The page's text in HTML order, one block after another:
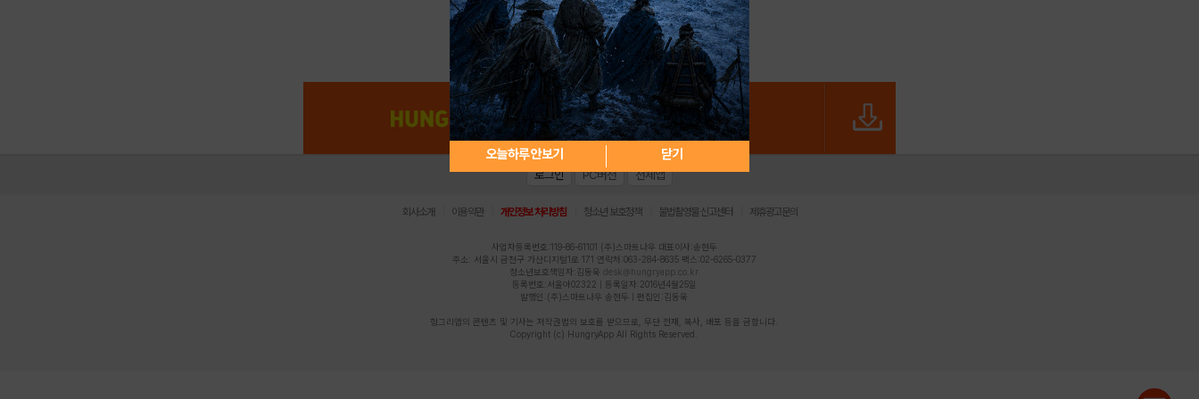
아이디 / 비밀번호 찾기 회원가입
오늘하루 안보기 닫기
로그인 PC버전 전체앱
회사소개 이용약관 개인정보 처리방침 청소년 보호정책 불법촬영물 신고센터 제휴광고문의
사업자등록번호:119-86-61101 (주)스마트나우 대표이사:송현두
주소: 서울시 금천구 가산디지털1로 171 연락처:063-284-8635 팩스:02-6265-0377
청소년보호책임자:김동욱 desk@hungryapp.co.kr
등록번호:서울아02322 | 등록일자:2016년4월25일
발행인:(주)스마트나우 송현두 | 편집인:김동욱
헝그리앱의 콘텐츠 및 기사는 저작권법의 보호를 받으므로, 무단 전재, 복사, 배포 등을 금합니다.
Copyright (c) HungryApp All Rights Reserved.